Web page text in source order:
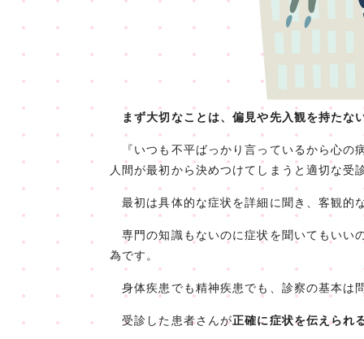
まず大切なことは、偏見や先入観を持たな
『いつも不平ばっかり言っているから心の
人間が最初から決めつけてしまうと適切な
最初は具体的な症状を詳細に聞き、客観的
専門の知識もないのに症状を聞いてもいい
為です。
身体疾患でも精神疾患でも、診察の基本は
受診した患者さんが正確に症状を伝えられ